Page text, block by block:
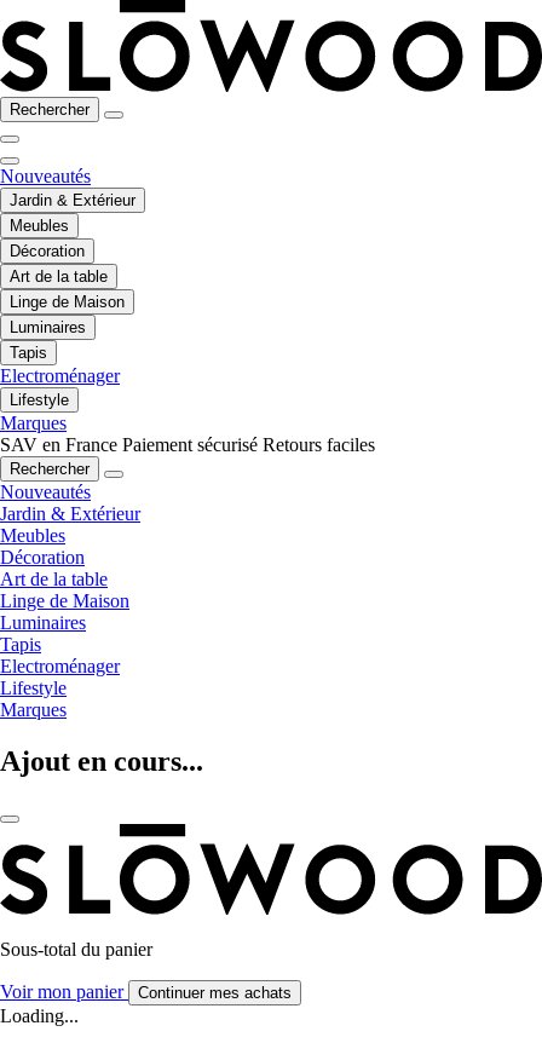
Rechercher
Nouveautés
Jardin & Extérieur
Meubles
Décoration
Art de la table
Linge de Maison
Luminaires
Tapis
Electroménager
Lifestyle
Marques
SAV en France Paiement sécurisé Retours faciles
Rechercher
Nouveautés
Jardin & Extérieur
Meubles
Décoration
Art de la table
Linge de Maison
Luminaires
Tapis
Electroménager
Lifestyle
Marques
Ajout en cours...
Sous-total du panier
Voir mon panier Continuer mes achats
Loading...